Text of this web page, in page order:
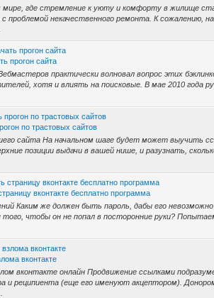
мире, где стремление к уюту и комфорту в жилище
проблемой некачественного ремонта. К сожалению,
прогон сайта
прогон сайта
практически волновал вопрос этих
хотя и влиять на поисковые. В мае 2010 года
прогон по трастовых сайтов
по трастовых сайтов
сайта На начальном шаге будет может выучить
позиции выдачи в вашей нише, и разузнать,
страницу вконтакте бесплатно программа
вконтакте бесплатно программа
Каким же должен быть пароль, дабы его
того, чтобы он не попал в посторонние руки?
вконтакте
вконтакте
вконтакте онлайн Продвижение ссылками
и реципиента (еще его именуют акцептором).